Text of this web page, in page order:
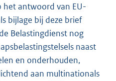
antwoord van EU-
bijlage bij deze brief
Belastingdienst nog
naast
en onderhouden,
aan multinationals